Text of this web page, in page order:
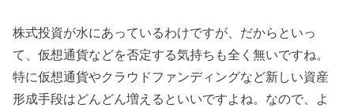
株式投資が水にあっているわけですが、だからといっ
て、仮想通貨などを否定する気持ちも全く無いですね。
特に仮想通貨やクラウドファンディングなど新しい資産
形成手段はどんどん増えるといいですよね。なので、よ